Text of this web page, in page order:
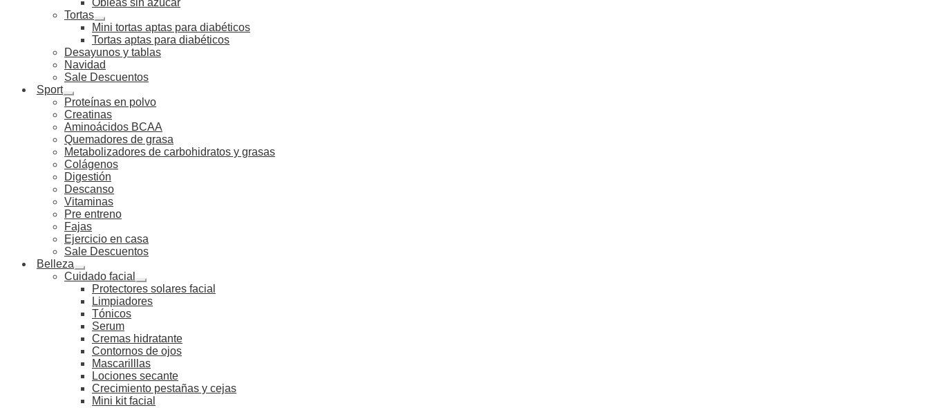
Obleas sin azúcar
Tortas
Mini tortas aptas para diabéticos
Tortas aptas para diabéticos
Desayunos y tablas
Navidad
Sale Descuentos
Sport
Proteínas en polvo
Creatinas
Aminoácidos BCAA
Quemadores de grasa
Metabolizadores de carbohidratos y grasas
Colágenos
Digestión
Descanso
Vitaminas
Pre entreno
Fajas
Ejercicio en casa
Sale Descuentos
Belleza
Cuidado facial
Protectores solares facial
Limpiadores
Tónicos
Serum
Cremas hidratante
Contornos de ojos
Mascarilllas
Lociones secante
Crecimiento pestañas y cejas
Mini kit facial